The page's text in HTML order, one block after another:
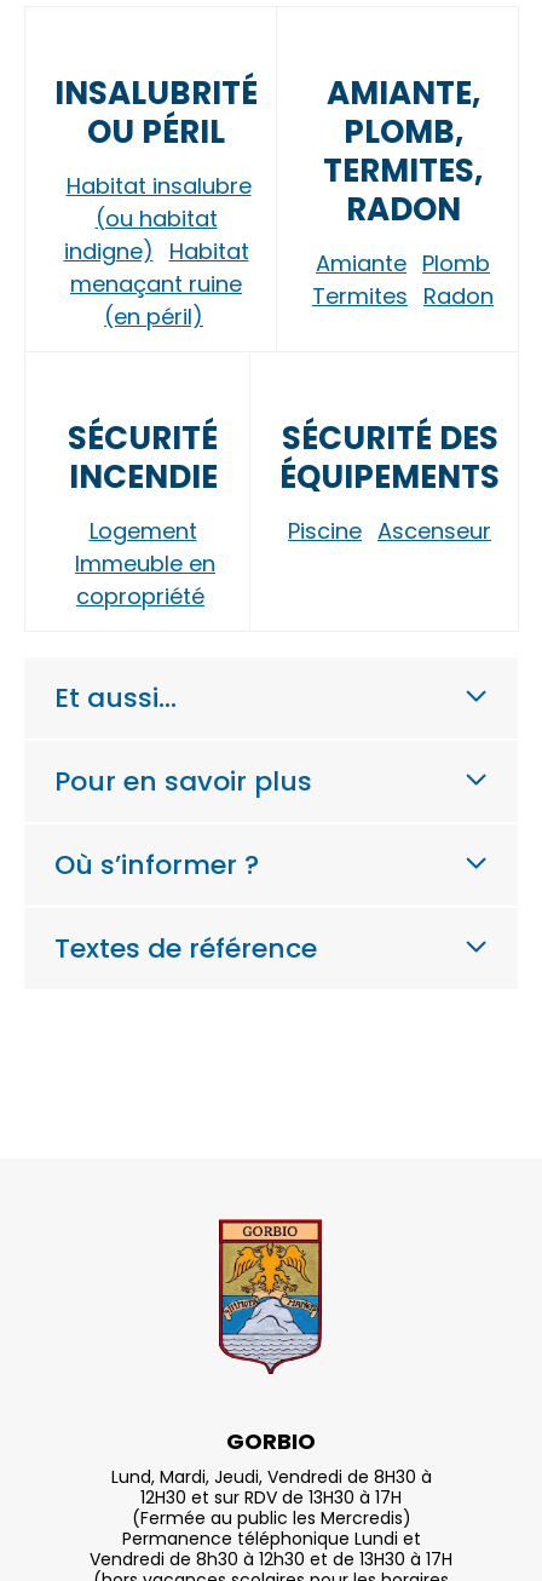
INSALUBRITÉ
OU PÉRIL
Habitat insalubre
(ou habitat
indigne)
Habitat
menaçant ruine
(en péril)
AMIANTE,
PLOMB,
TERMITES,
RADON
Amiante Plomb
Termites Radon
SÉCURITÉ
INCENDIE
Logement
Immeuble en
copropriété
SÉCURITÉ DES
ÉQUIPEMENTS
Piscine Ascenseur
Et aussi…
Pour en savoir plus
Où s’informer ?
Textes de référence
GORBIO
Lund, Mardi, Jeudi, Vendredi de 8H30 à
12H30 et sur RDV de 13H30 à 17H
(Fermée au public les Mercredis)
Permanence téléphonique Lundi et
Vendredi de 8h30 à 12h30 et de 13H30 à 17H